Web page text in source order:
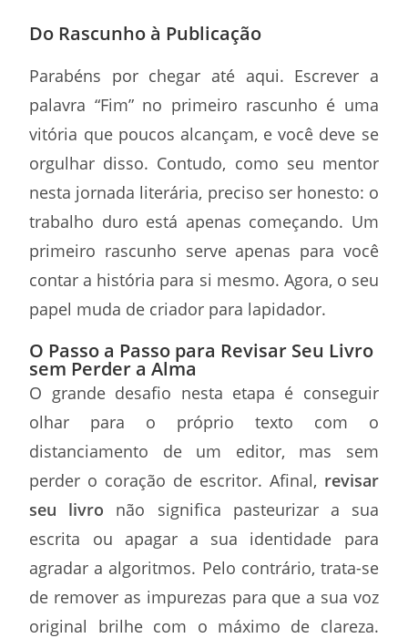
Do Rascunho à Publicação
Parabéns por chegar até aqui. Escrever a
palavra “Fim” no primeiro rascunho é uma
vitória que poucos alcançam, e você deve se
orgulhar disso. Contudo, como seu mentor
nesta jornada literária, preciso ser honesto: o
trabalho duro está apenas começando. Um
primeiro rascunho serve apenas para você
contar a história para si mesmo. Agora, o seu
papel muda de criador para lapidador.
O Passo a Passo para Revisar Seu Livro
sem Perder a Alma
O grande desafio nesta etapa é conseguir
olhar para o próprio texto com o
distanciamento de um editor, mas sem
perder o coração de escritor. Afinal, revisar
seu livro não significa pasteurizar a sua
escrita ou apagar a sua identidade para
agradar a algoritmos. Pelo contrário, trata-se
de remover as impurezas para que a sua voz
original brilhe com o máximo de clareza.